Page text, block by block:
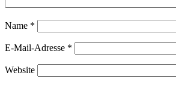
Name *
E-Mail-Adresse *
Website